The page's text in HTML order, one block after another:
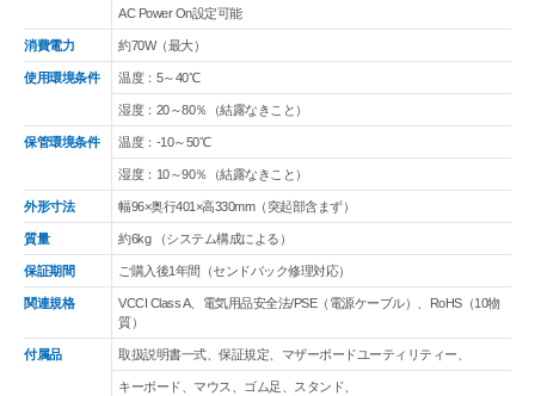
AC Power On設定可能
消費電力 約70W（最大）
使用環境条件 温度：5～40℃
湿度：20～80％（結露なきこと）
保管環境条件 温度：-10～50℃
湿度：10～90％（結露なきこと）
外形寸法 幅96×奥行401×高330mm（突起部含まず）
質量 約6kg （システム構成による）
保証期間 ご購入後1年間（センドバック修理対応）
関連規格
VCCI Class A、電気用品安全法/PSE（電源ケーブル）、RoHS（10物
質）
付属品 取扱説明書一式、保証規定、マザーボードユーティリティー、
キーボード、マウス、ゴム足、スタンド、